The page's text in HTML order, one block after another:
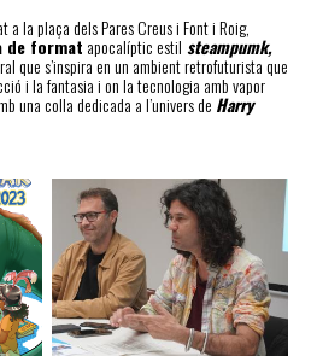
a la plaça dels Pares Creus i Font i Roig,
de format apocalíptic estil steampumk,
que s’inspira en un ambient retrofuturista que
i la fantasia i on la tecnologia amb vapor
una colla dedicada al’univers de Harry